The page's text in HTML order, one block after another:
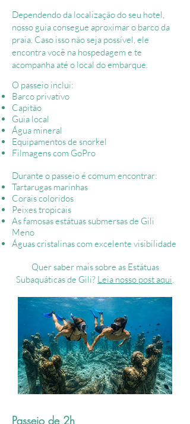
Dependendo da localização do seu hotel,
nosso guia consegue aproximar o barco da
praia. Caso isso não seja possível, ele
encontra você na hospedagem e te
acompanha até o local do embarque.
O passeio inclui:
Barco privativo
Capitão
Guia local
Água mineral
Equipamentos de snorkel
Filmagens com GoPro​
Durante o passeio é comum encontrar:
Tartarugas marinhas
Corais coloridos
Peixes tropicais
As famosas estátuas submersas de Gili
Meno
Águas cristalinas com excelente visibilidade
Quer saber mais sobre as Estátuas
Subaquáticas de Gili? Leia nosso post aqui.
Passeio de 2h